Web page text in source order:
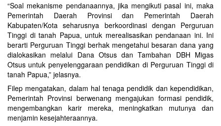
“Soal mekanisme pendanaannya, jika mengikuti pasal ini, maka
Pemerintah Daerah Provinsi dan Pemerintah Daerah
Kabupaten/Kota seharusnya berkoordinasi dengan Perguruan
Tinggi di tanah Papua, untuk merealisasikan pendanaan ini. Ini
berarti Perguruan Tinggi berhak mengetahui besaran dana yang
dialokasikan melalui Dana Otsus dan Tambahan DBH Migas
Otsus untuk penyelenggaraan pendidikan di Perguruan Tinggi di
tanah Papua,” jelasnya.
Filep mengatakan, dalam hal tenaga pendidik dan kependidikan,
Pemerintah Provinsi berwenang mengajukan formasi pendidik,
mengembangkan karir mereka, meningkatkan mutunya dan
menjamin kesejahteraannya.